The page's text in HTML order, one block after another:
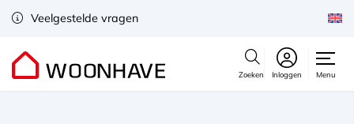
Veelgestelde vragen
Zoeken Inloggen Menu